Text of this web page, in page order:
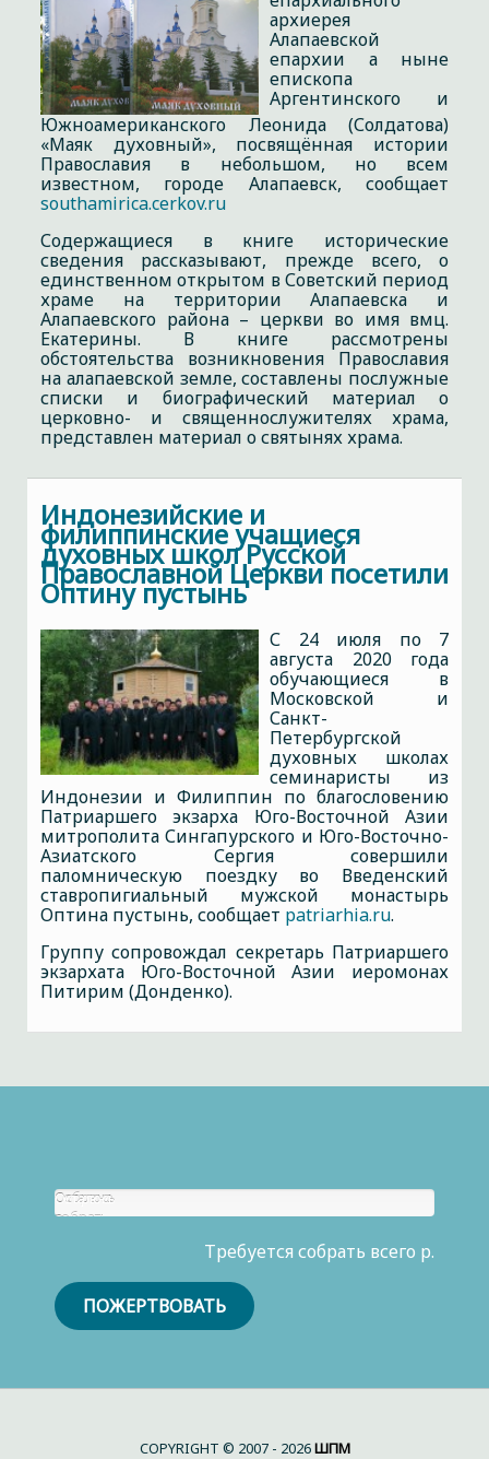
архиерея
Алапаевской
епархии а ныне
епископа
Аргентинского и
Южноамериканского Леонида (Солдатова)
«Маяк духовный», посвящённая истории
Православия в небольшом, но всем
известном, городе Алапаевск, сообщает
southamirica.cerkov.ru
Содержащиеся в книге исторические
сведения рассказывают, прежде всего, о
единственном открытом в Советский период
храме на территории Алапаевска и
Алапаевского района – церкви во имя вмц.
Екатерины. В книге рассмотрены
обстоятельства возникновения Православия
на алапаевской земле, составлены послужные
списки и биографический материал о
церковно- и священнослужителях храма,
представлен материал о святынях храма.
Индонезийские и
филиппинские учащиеся
духовных школ Русской
Православной Церкви посетили
Оптину пустынь
С 24 июля по 7
августа 2020 года
обучающиеся в
Московской и
Санкт-
Петербургской
духовных школах
семинаристы из
Индонезии и Филиппин по благословению
Патриаршего экзарха Юго-Восточной Азии
митрополита Сингапурского и Юго-Восточно-
Азиатского Сергия совершили
паломническую поездку во Введенский
ставропигиальный мужской монастырь
Оптина пустынь, сообщает patriarhia.ru.
Группу сопровождал секретарь Патриаршего
экзархата Юго-Восточной Азии иеромонах
Питирим (Донденко).
Собрано
р.
Осталось
собрать
Требуется собрать всего р.
ПОЖЕРТВОВАТЬ
COPYRIGHT © 2007 - 2026ШПМ